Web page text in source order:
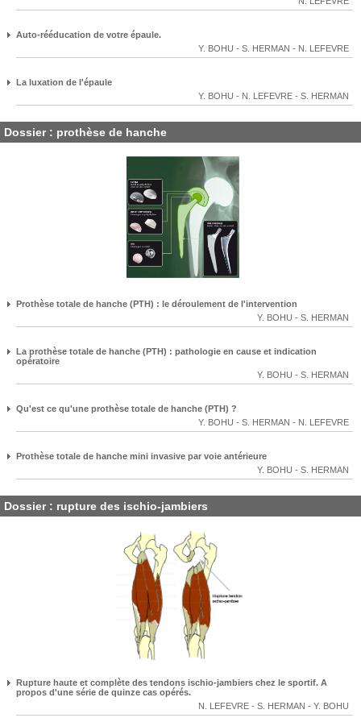
Auto-rééducation de votre épaule.
Y. BOHU - S. HERMAN - N. LEFEVRE
La luxation de l'épaule
Y. BOHU - N. LEFEVRE - S. HERMAN
Dossier : prothèse de hanche
Prothèse totale de hanche (PTH) : le déroulement de l'intervention
Y. BOHU - S. HERMAN
La prothèse totale de hanche (PTH) : pathologie en cause et indication
opératoire
Y. BOHU - S. HERMAN
Qu'est ce qu'une prothèse totale de hanche (PTH) ?
Y. BOHU - S. HERMAN - N. LEFEVRE
Prothèse totale de hanche mini invasive par voie antérieure
Y. BOHU - S. HERMAN
Dossier : rupture des ischio-jambiers
Rupture haute et complète des tendons ischio-jambiers chez le sportif. A
propos d'une série de quinze cas opérés.
N. LEFEVRE - S. HERMAN - Y. BOHU